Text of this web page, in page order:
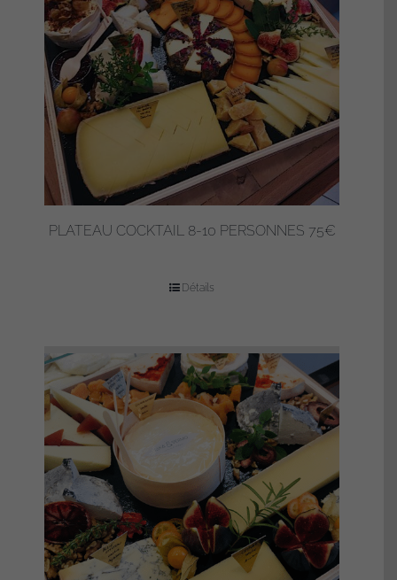
PLATEAU COCKTAIL 8-10 PERSONNES 75€
Détails